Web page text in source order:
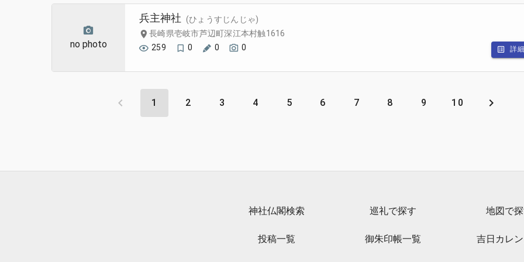
no photo
兵主神社 (ひょうすじんじゃ)
長崎県壱岐市芦辺町深江本村触1616
259
0 0 0 詳
1 2 3 4 5 6 7 8 9 10
神社仏閣検索 巡礼で探す 地図で
投稿一覧 御朱印帳一覧 吉日カレ